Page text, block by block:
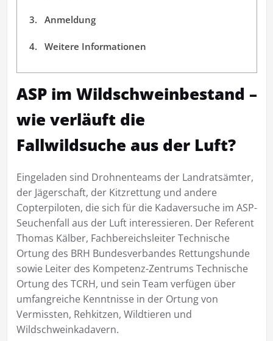
Anmeldung
Weitere Informationen
ASP im Wildschweinbestand –
wie verläuft die
Fallwildsuche aus der Luft?
Eingeladen sind Drohnenteams der Landratsämter,
der Jägerschaft, der Kitzrettung und andere
Copterpiloten, die sich für die Kadaversuche im ASP-
Seuchenfall aus der Luft interessieren. Der Referent
Thomas Kälber, Fachbereichsleiter Technische
Ortung des BRH Bundesverbandes Rettungshunde
sowie Leiter des Kompetenz-Zentrums Technische
Ortung des TCRH, und sein Team verfügen über
umfangreiche Kenntnisse in der Ortung von
Vermissten, Rehkitzen, Wildtieren und
Wildschweinkadavern.